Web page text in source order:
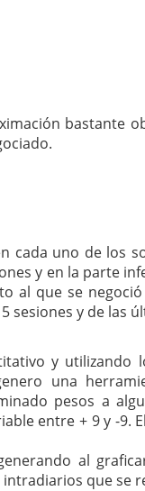
bastante
cada uno de los
y en la parte
al que se
sesiones y de las
y utilizando
una
pesos a
entre + 9 y -9.
al
que se